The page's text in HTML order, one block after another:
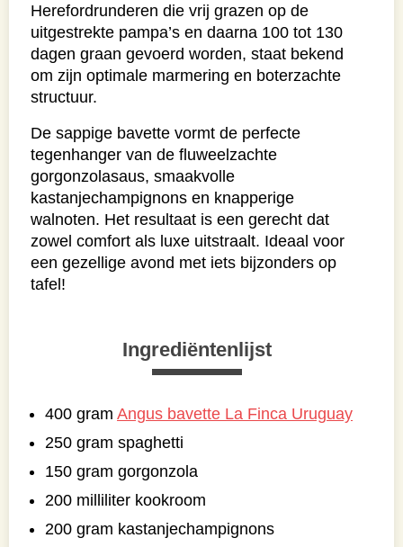
Herefordrunderen die vrij grazen op de
uitgestrekte pampa’s en daarna 100 tot 130
dagen graan gevoerd worden, staat bekend
om zijn optimale marmering en boterzachte
structuur.
De sappige bavette vormt de perfecte
tegenhanger van de fluweelzachte
gorgonzolasaus, smaakvolle
kastanjechampignons en knapperige
walnoten. Het resultaat is een gerecht dat
zowel comfort als luxe uitstraalt. Ideaal voor
een gezellige avond met iets bijzonders op
tafel!
Ingrediëntenlijst
400 gram Angus bavette La Finca Uruguay
250 gram spaghetti
150 gram gorgonzola
200 milliliter kookroom
200 gram kastanjechampignons